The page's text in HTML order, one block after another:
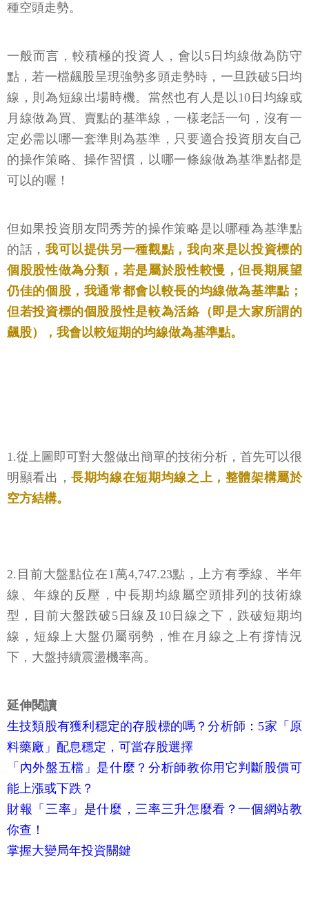
種空頭走勢。
一般而言，較積極的投資人，會以5日均線做為防守
點，若一檔飆股呈現強勢多頭走勢時，一旦跌破5日均
線，則為短線出場時機。當然也有人是以10日均線或
月線做為買、賣點的基準線，一樣老話一句，沒有一
定必需以哪一套準則為基準，只要適合投資朋友自己
的操作策略、操作習慣，以哪一條線做為基準點都是
可以的喔！
但如果投資朋友問秀芳的操作策略是以哪種為基準點
的話， 我可以提供另一種觀點，我向來是以投資標的
個股股性做為分類，若是屬於股性較慢，但長期展望
仍佳的個股，我通常都會以較長的均線做為基準點；
但若投資標的個股股性是較為活絡（即是大家所謂的
飆股），我會以較短期的均線做為基準點。
1.從上圖即可對大盤做出簡單的技術分析，首先可以很
明顯看出，長期均線在短期均線之上，整體架構屬於
空方結構。
2.目前大盤點位在1萬4,747.23點，上方有季線、半年
線、年線的反壓，中長期均線屬空頭排列的技術線
型，目前大盤跌破5日線及10日線之下，跌破短期均
線，短線上大盤仍屬弱勢，惟在月線之上有撐情況
下，大盤持續震盪機率高。
延伸閱讀
生技類股有獲利穩定的存股標的嗎？分析師：5家「原
料藥廠」配息穩定，可當存股選擇
「內外盤五檔」是什麼？分析師教你用它判斷股價可
能上漲或下跌？
財報「三率」是什麼，三率三升怎麼看？一個網站教
你查！
掌握大變局年投資關鍵